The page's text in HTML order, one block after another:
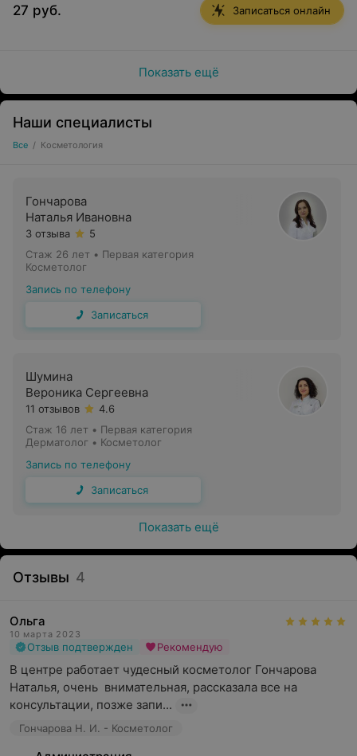
27 руб.
Записаться онлайн
Показать ещё
Наши специалисты
Все / Косметология
Гончарова
Наталья Ивановна
3 отзыва
5
Стаж 26 лет • Первая категория
Косметолог
Запись по телефону
Записаться
Шумина
Вероника Сергеевна
11 отзывов
4.6
Стаж 16 лет • Первая категория
Дерматолог • Косметолог
Запись по телефону
Записаться
Показать ещё
Отзывы 4
Ольга
10 марта 2023
Отзыв подтвержден Рекомендую
В центре работает чудесный косметолог Гончарова
Наталья, очень  внимательная, рассказала все на
консультации, позже запи...
Гончарова Н. И. - Косметолог